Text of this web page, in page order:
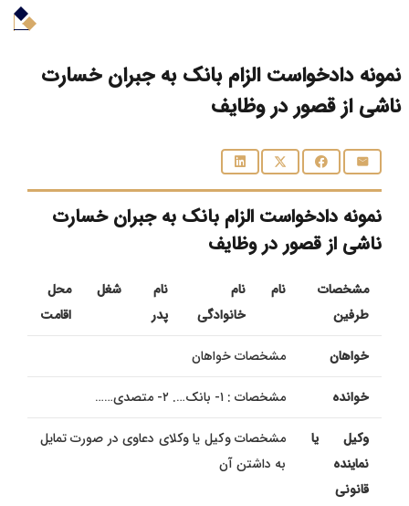
نمونه دادخواست الزام بانک به جبران خسارت
ناشی از قصور در وظایف
نمونه دادخواست الزام بانک به جبران خسارت
ناشی از قصور در وظایف
مشخصات
طرفین
نام
نام
خانوادگی
نام
پدر
شغل
محل
اقامت
خواهان مشخصات خواهان
خوانده مشخصات : ۱- بانک…. ۲- متصدی……
وکیل یا
نماینده
قانونی
مشخصات وكیل یا وکلای دعاوی در صورت تمایل
به داشتن آن